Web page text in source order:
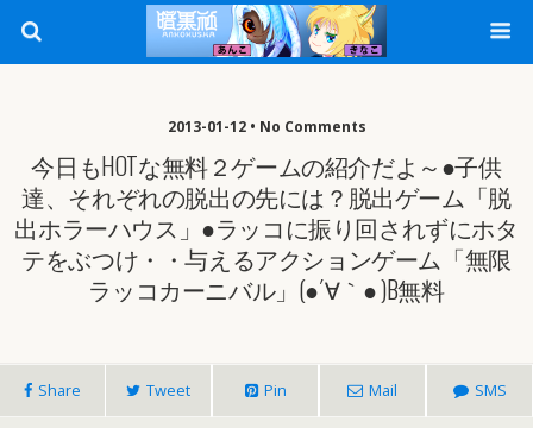
2013-01-12 • No Comments
今日もHOTな無料２ゲームの紹介だよ～●子供
達、それぞれの脱出の先には？脱出ゲーム「脱
出ホラーハウス」●ラッコに振り回されずにホタ
テをぶつけ・・与えるアクションゲーム「無限
ラッコカーニバル」(●´∀｀● )b無料
Share Tweet Pin Mail SMS